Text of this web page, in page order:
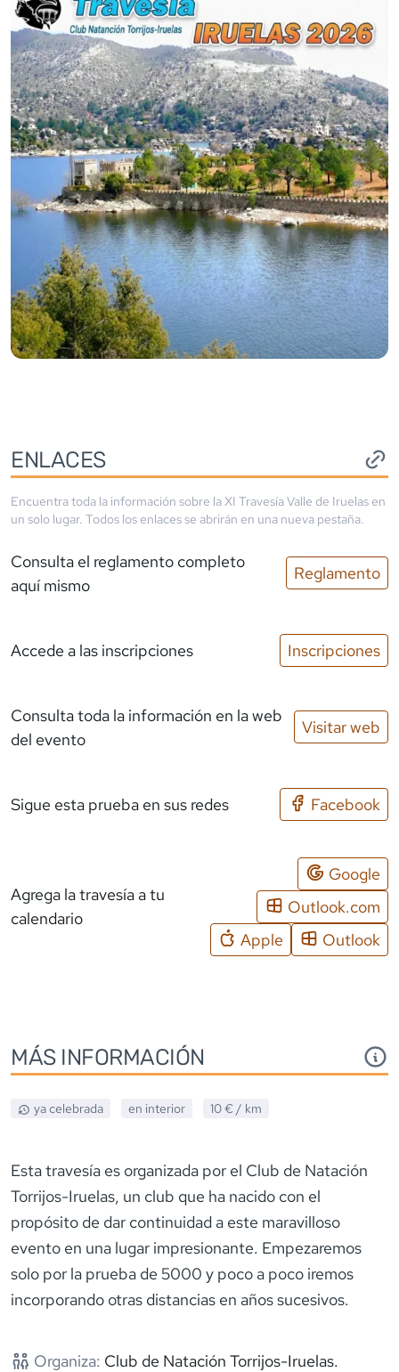
ENLACES
Encuentra toda la información sobre laXI Travesía Valle de Iruelas en
un solo lugar. Todos los enlaces se abrirán en una nueva pestaña.
Consulta el reglamento completo
aquí mismo
Reglamento
Accede a las inscripciones Inscripciones
Consulta toda la información en la web
del evento
Visitar web
Sigue esta prueba en sus redes Facebook
Agrega la travesía a tu
calendario
Google
Outlook.com
Apple
Outlook
MÁS INFORMACIÓN
ya celebrada en interior 10 € / km
Esta travesía es organizada por el Club de Natación
Torrijos-Iruelas, un club que ha nacido con el
propósito de dar continuidad a este maravilloso
evento en una lugar impresionante. Empezaremos
solo por la prueba de 5000 y poco a poco iremos
incorporando otras distancias en años sucesivos.
Organiza: Club de Natación Torrijos-Iruelas.